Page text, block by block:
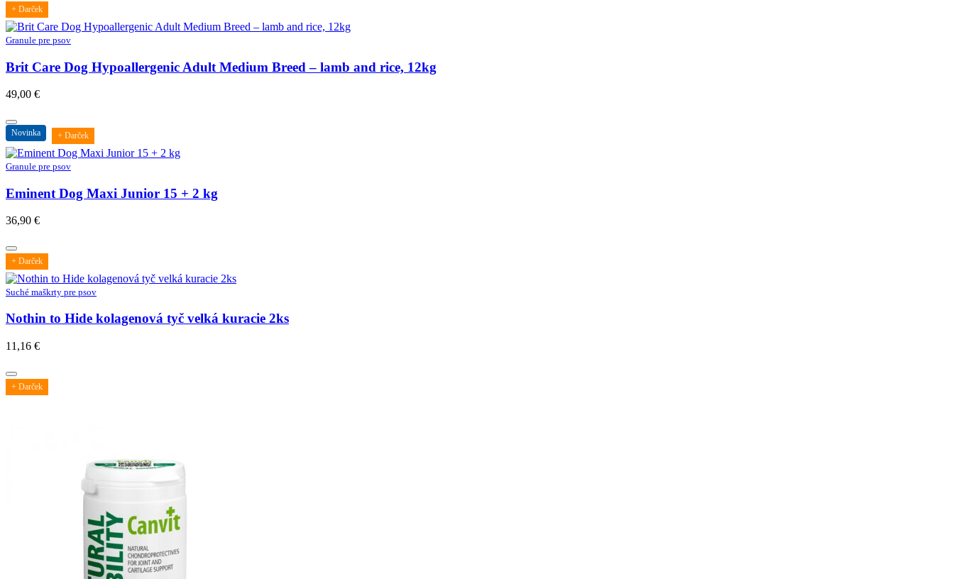
+ Darček
Granule pre psov
Brit Care Dog Hypoallergenic Adult Medium Breed – lamb and rice, 12kg
49,00 €
Novinka + Darček
Granule pre psov
Eminent Dog Maxi Junior 15 + 2 kg
36,90 €
+ Darček
Suché maškrty pre psov
Nothin to Hide kolagenová tyč velká kuracie 2ks
11,16 €
+ Darček